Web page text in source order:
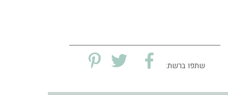
שתפו ברשת: